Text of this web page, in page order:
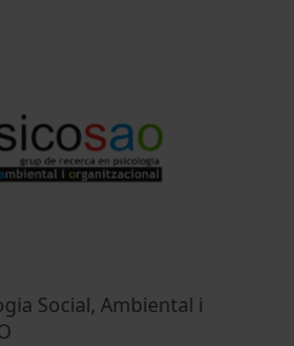
Social, Ambiental i